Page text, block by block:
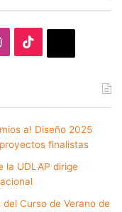
Instagram
a! Diseño 2025
finalistas
la UDLAP dirige
Curso de Verano de